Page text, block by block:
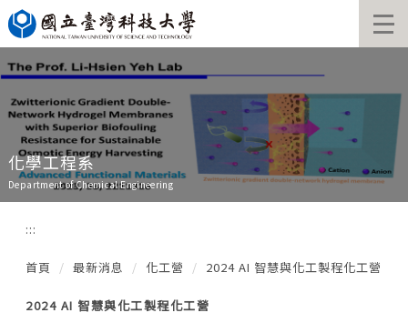
跳
到
主
要
內
容
區
化學工程系
Department of Chemical Engineering
:::
首頁 最新消息 化工營 2024 AI 智慧與化工製程化工營
2024 AI 智慧與化工製程化工營